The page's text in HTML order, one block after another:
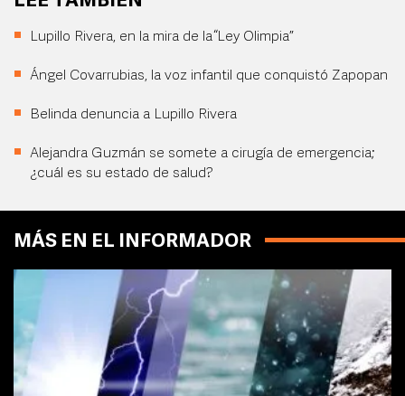
Lupillo Rivera, en la mira de la “Ley Olimpia”
Ángel Covarrubias, la voz infantil que conquistó Zapopan
Belinda denuncia a Lupillo Rivera
Alejandra Guzmán se somete a cirugía de emergencia;
¿cuál es su estado de salud?
MÁS EN EL INFORMADOR